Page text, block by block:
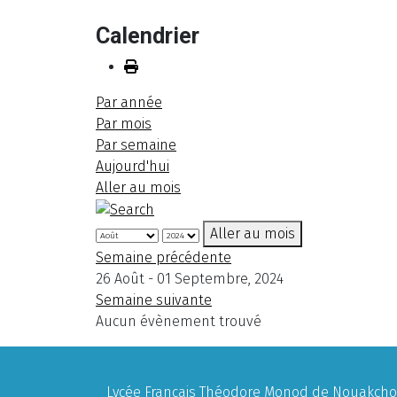
Calendrier
Par année
Par mois
Par semaine
Aujourd'hui
Aller au mois
Aller au mois
Semaine précédente
26 Août - 01 Septembre, 2024
Semaine suivante
Aucun évènement trouvé
Lycée Français Théodore Monod de